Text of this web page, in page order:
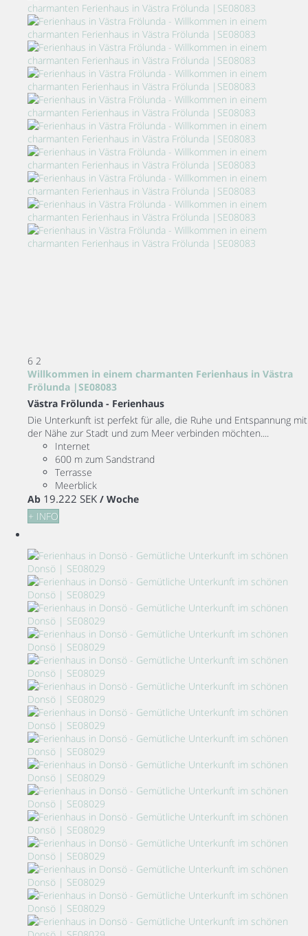
6 2
Willkommen in einem charmanten Ferienhaus in Västra
Frölunda |SE08083
Västra Frölunda - Ferienhaus
Die Unterkunft ist perfekt für alle, die Ruhe und Entspannung mit
der Nähe zur Stadt und zum Meer verbinden möchten....
Internet
600 m zum Sandstrand
Terrasse
Meerblick
Ab 19.222 SEK / Woche
+ INFO